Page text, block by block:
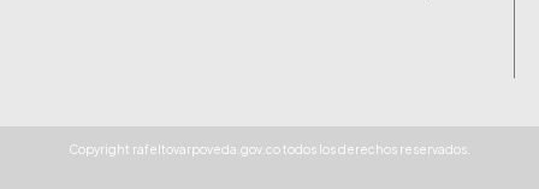
Copyright rafeltovarpoveda.gov.co todos los derechos reservados.